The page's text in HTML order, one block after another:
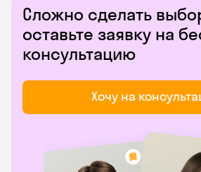
Сложно сделать
оставьте заявку на
консультацию
Хочу на